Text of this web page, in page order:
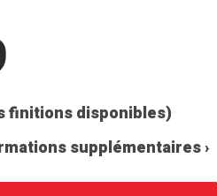
finitions disponibles)
supplémentaires ›